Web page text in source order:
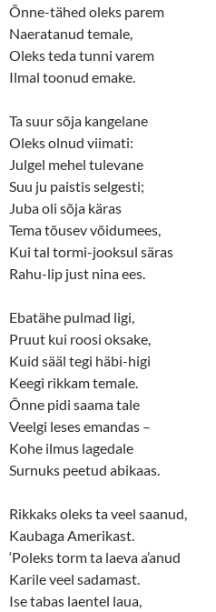
n
o
w
)
n
d
o
w
)
Õnne-tähed oleks parem
Naeratanud temale,
Oleks teda tunni varem
Ilmal toonud emake.
Ta suur sõja kangelane
Oleks olnud viimati:
Julgel mehel tulevane
Suu ju paistis selgesti;
Juba oli sõja käras
Tema tõusev võidumees,
Kui tal tormi-jooksul säras
Rahu-lip just nina ees.
Ebatähe pulmad ligi,
Pruut kui roosi oksake,
Kuid sääl tegi häbi-higi
Keegi rikkam temale.
Õnne pidi saama tale
Veelgi leses emandas –
Kohe ilmus lagedale
Surnuks peetud abikaas.
Rikkaks oleks ta veel saanud,
Kaubaga Amerikast.
‘Poleks torm ta laeva a’anud
Karile veel sadamast.
Ise tabas laentel laua,